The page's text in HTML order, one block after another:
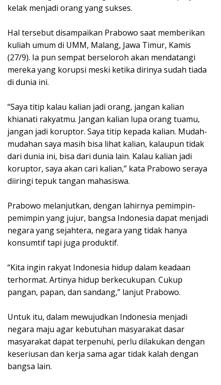
kelak menjadi orang yang sukses.
Hal tersebut disampaikan Prabowo saat memberikan
kuliah umum di UMM, Malang, Jawa Timur, Kamis
(27/9). Ia pun sempat berseloroh akan mendatangi
mereka yang korupsi meski ketika dirinya sudah tiada
di dunia ini.
“Saya titip kalau kalian jadi orang, jangan kalian
khianati rakyatmu. Jangan kalian lupa orang tuamu,
jangan jadi koruptor. Saya titip kepada kalian. Mudah-
mudahan saya masih bisa lihat kalian, kalaupun tidak
dari dunia ini, bisa dari dunia lain. Kalau kalian jadi
koruptor, saya akan cari kalian,” kata Prabowo seraya
diiringi tepuk tangan mahasiswa.
Prabowo melanjutkan, dengan lahirnya pemimpin-
pemimpin yang jujur, bangsa Indonesia dapat menjadi
negara yang sejahtera, negara yang tidak hanya
konsumtif tapi juga produktif.
“Kita ingin rakyat Indonesia hidup dalam keadaan
terhormat. Artinya hidup berkecukupan. Cukup
pangan, papan, dan sandang,” lanjut Prabowo.
Untuk itu, dalam mewujudkan Indonesia menjadi
negara maju agar kebutuhan masyarakat dasar
masyarakat dapat terpenuhi, perlu dilakukan dengan
keseriusan dan kerja sama agar tidak kalah dengan
bangsa lain.